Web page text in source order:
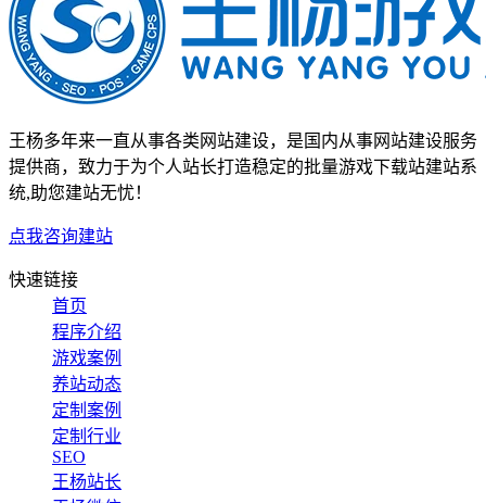
王杨多年来一直从事各类网站建设，是国内从事网站建设服务
提供商，致力于为个人站长打造稳定的批量游戏下载站建站系
统,助您建站无忧！
点我咨询建站
快速链接
首页
程序介绍
游戏案例
养站动态
定制案例
定制行业
SEO
王杨站长